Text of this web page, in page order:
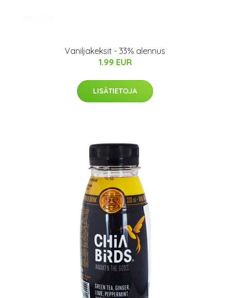
Vaniljakeksit - 33% alennus
1.99 EUR
LISÄTIETOJA